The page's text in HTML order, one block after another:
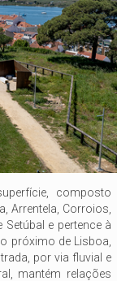
composto
Arrentela, Corroios,
Setúbal e pertence à
próximo de Lisboa,
por via fluvial e
mantém relações